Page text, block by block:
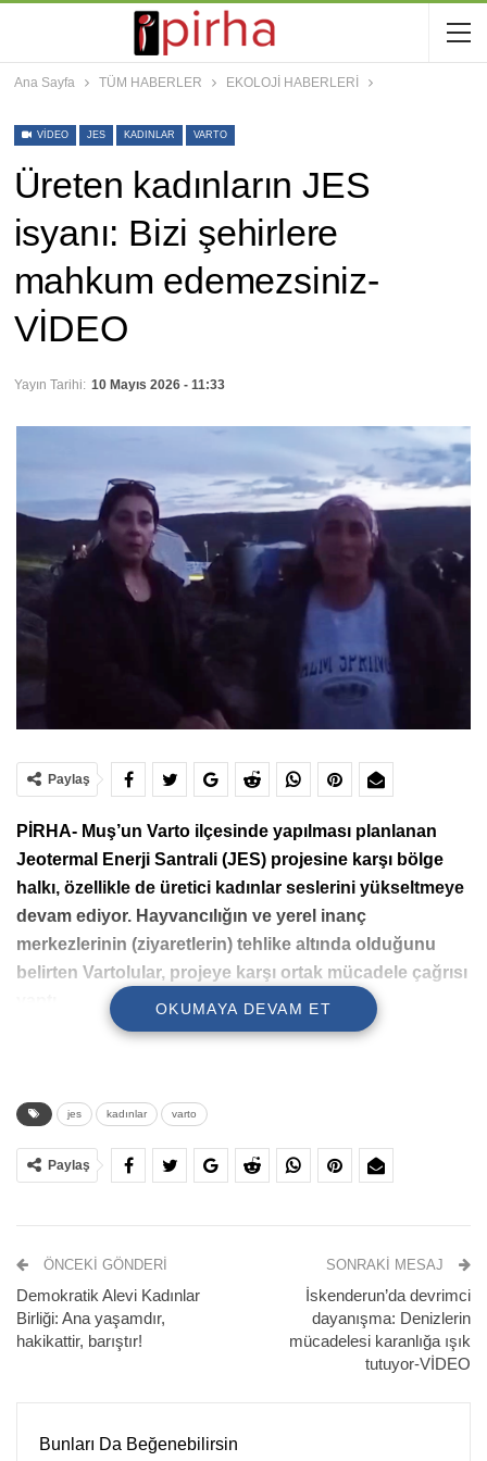
Ana Sayfa TÜM HABERLER EKOLOJİ HABERLERİ
VIDEO JES KADINLAR VARTO
Üreten kadınların JES
isyanı: Bizi şehirlere
mahkum edemezsiniz-
VİDEO
Yayın Tarihi: 10 Mayıs 2026 - 11:33
Paylaş
PİRHA- Muş’un Varto ilçesinde yapılması planlanan
Jeotermal Enerji Santrali (JES) projesine karşı bölge
halkı, özellikle de üretici kadınlar seslerini yükseltmeye
devam ediyor. Hayvancılığın ve yerel inanç
merkezlerinin (ziyaretlerin) tehlike altında olduğunu
belirten Vartolular, projeye karşı ortak mücadele çağrısı
“BU YAŞTAN SONRA BİZİ ŞEHRE MAHKUM
ETMEYİN”
Varto’da geçimini hayvancılıkla sağlayan Güler Yurdusev
geçim kaynaklarını yok edeceğini ifade etti. Gedik, yaşam
OKUMAYA DEVAM ET
jes kadınlar varto
Paylaş
ÖNCEKI GÖNDERI
Demokratik Alevi Kadınlar
Birliği: Ana yaşamdır,
hakikattir, barıştır!
SONRAKI MESAJ
İskenderun’da devrimci
dayanışma: Denizlerin
mücadelesi karanlığa ışık
tutuyor-VİDEO
Bunları Da Beğenebilirsin